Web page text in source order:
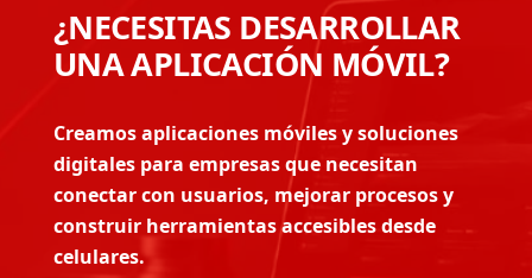
¿NECESITAS DESARROLLAR
UNA APLICACIÓN MÓVIL?
Creamos aplicaciones móviles y soluciones
digitales para empresas que necesitan
conectar con usuarios, mejorar procesos y
construir herramientas accesibles desde
celulares.